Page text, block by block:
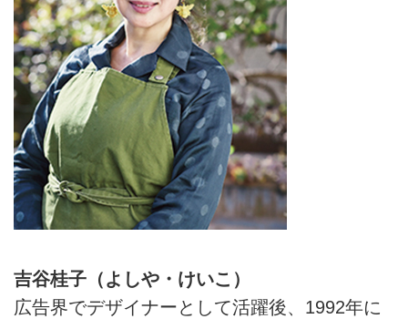
吉谷桂子（よしや・けいこ）
広告界でデザイナーとして活躍後、1992年に